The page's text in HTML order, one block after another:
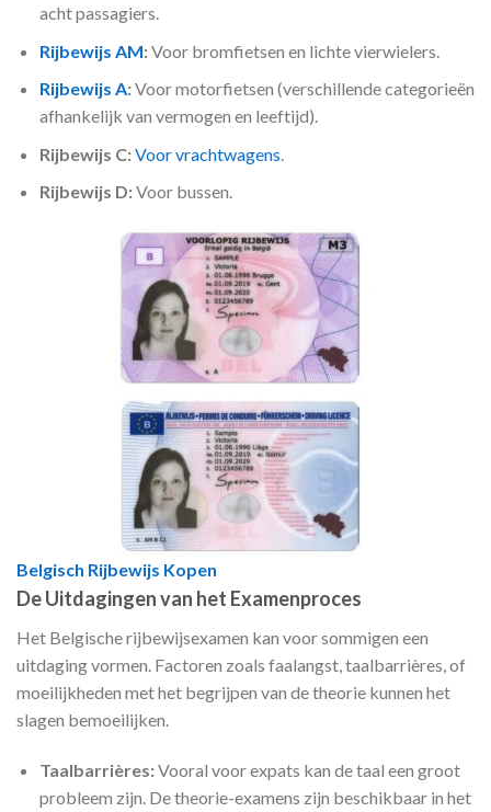
acht passagiers.
Rijbewijs AM:Voor bromfietsen en lichte vierwielers.
Rijbewijs A:Voor motorfietsen (verschillende categorieën
afhankelijk van vermogen en leeftijd).
Rijbewijs C:Voor vrachtwagens
Rijbewijs D:Voor bussen.
Belgisch Rijbewijs Kopen
De Uitdagingen van het Examenproces
Het Belgische rijbewijsexamen kan voor sommigen een
uitdaging vormen. Factoren zoals faalangst, taalbarrières, of
moeilijkheden met het begrijpen van de theorie kunnen het
slagen bemoeilijken.
Taalbarrières:Vooral voor expats kan de taal een groot
probleem zijn. De theorie-examens zijn beschikbaar in het